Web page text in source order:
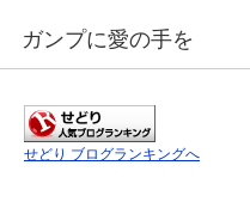
ガンプに愛の手を
せどり ブログランキングへ